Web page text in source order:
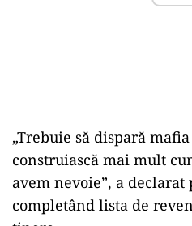
„Trebuie să dispară
construiască mai mult
avem nevoie”, a
completând lista de